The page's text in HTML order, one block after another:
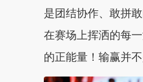
是团结协作、敢拼
在赛场上挥洒的每
的正能量！输赢并